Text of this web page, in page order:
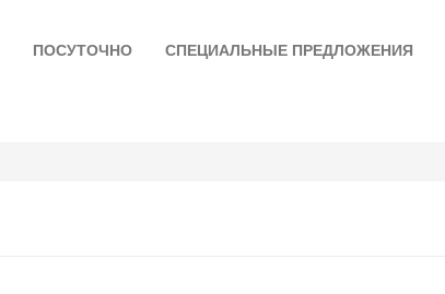
ПОСУТОЧНО СПЕЦИАЛЬНЫЕ ПРЕДЛОЖЕНИЯ